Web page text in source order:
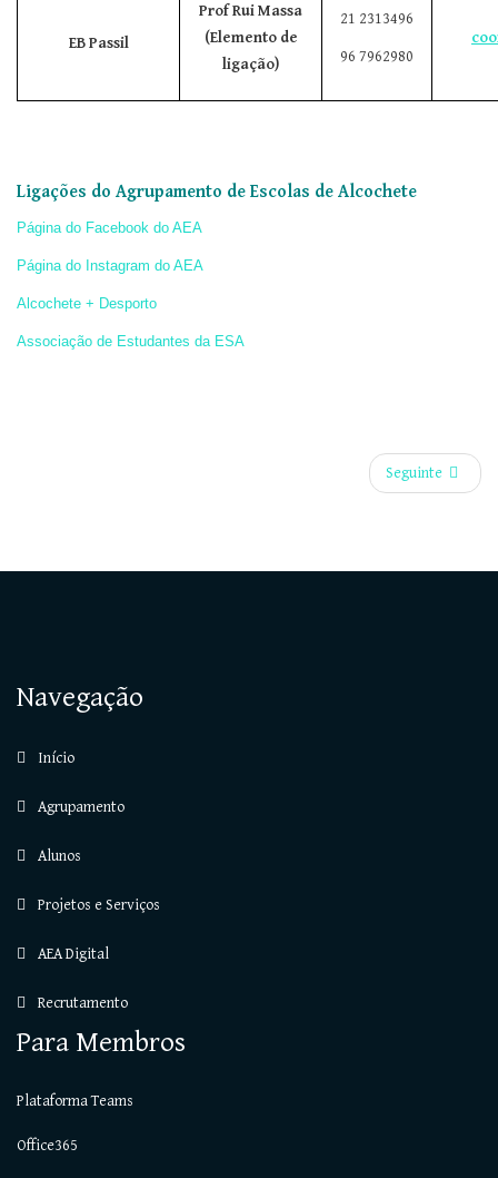
EB Passil
Prof Rui Massa
(Elemento de
ligação)
21 2313496
96 7962980
Ligações do Agrupamento de Escolas de Alcochete
Página do Facebook do AEA
Página do Instagram do AEA
Alcochete + Desporto
Associação de Estudantes da ESA
Seguinte
Navegação
Início
Agrupamento
Alunos
Projetos e Serviços
AEA Digital
Recrutamento
Para Membros
Plataforma Teams
Office365